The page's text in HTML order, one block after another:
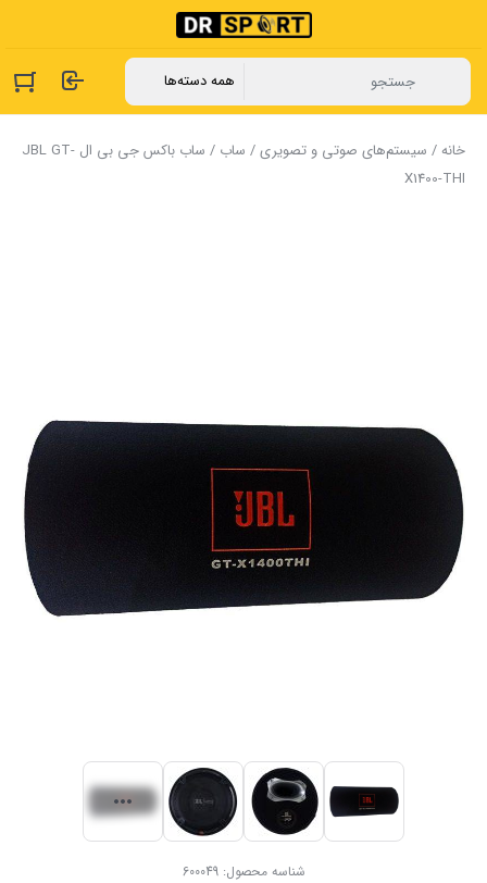
خانه/ سیستم‌های صوتی و تصویری/ ساب
/ ساب باکس جی بی ال JBL GT-
X1400-THI
شناسه محصول:600049